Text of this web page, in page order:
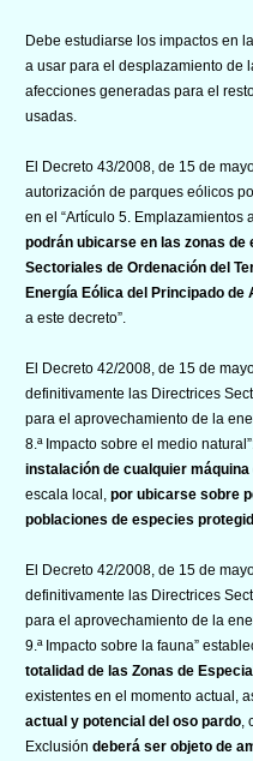
Debe estudiarse los impactos en
a usar para el desplazamiento de
afecciones generadas para el
usadas.
El Decreto 43/2008, de 15 de
autorización de parques eólicos
en el “Artículo 5. Emplazamientos
podrán ubicarse en las zonas
Sectoriales de Ordenación del
Energía Eólica del Principado de
a este decreto”.
El Decreto 42/2008, de 15 de
definitivamente las Directrices
para el aprovechamiento de la
8.ª Impacto sobre el medio
instalación de cualquier máquina
escala local, por ubicarse sobre
poblaciones de especies
El Decreto 42/2008, de 15 de
definitivamente las Directrices
para el aprovechamiento de la
9.ª Impacto sobre la fauna”
totalidad de las Zonas de
existentes en el momento actual,
actual y potencial del oso pardo
Exclusión deberá ser objeto de